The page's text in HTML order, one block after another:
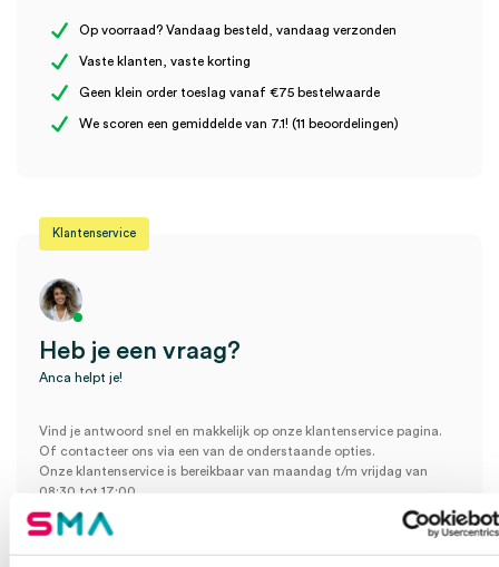
Kleur
Maat S
(100)” te beoordelen
Op voorraad? Vandaag besteld, vandaag verzonden
Vaste klanten, vaste korting
Geen klein order toeslag vanaf €75 bestelwaarde
We scoren een gemiddelde van 7.1! (11 beoordelingen)
Klantenservice
Heb je een vraag?
Anca helpt je!
Vind je antwoord snel en makkelijk op onze klantenservice pagina.
Of contacteer ons via een van de onderstaande opties.
Onze klantenservice is bereikbaar van maandag t/m vrijdag van
08:30 tot 17:00